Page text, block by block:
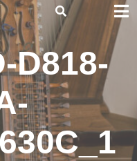
パ、 マウンテンダルシ
・修理 DUSTY STRINGS
ダルシマー認定修理技術
SONG OF
DULCIMERS正規
D818-